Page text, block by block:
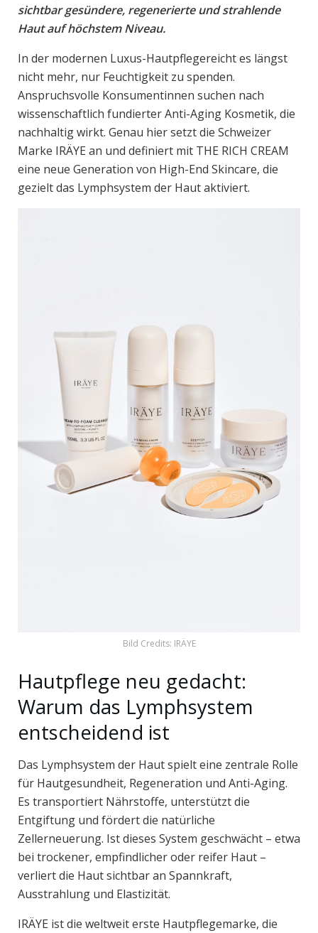
sichtbar gesündere, regenerierte und strahlende
Haut auf höchstem Niveau.
In der modernen Luxus-Hautpflegereicht es längst
nicht mehr, nur Feuchtigkeit zu spenden.
Anspruchsvolle Konsumentinnen suchen nach
wissenschaftlich fundierter Anti-Aging Kosmetik, die
nachhaltig wirkt. Genau hier setzt die Schweizer
Marke IRÄYE an und definiert mit THE RICH CREAM
eine neue Generation von High-End Skincare, die
gezielt das Lymphsystem der Haut aktiviert.
Bild Credits: IRÄYE
Hautpflege neu gedacht:
Warum das Lymphsystem
entscheidend ist
Das Lymphsystem der Haut spielt eine zentrale Rolle
für Hautgesundheit, Regeneration und Anti-Aging.
Es transportiert Nährstoffe, unterstützt die
Entgiftung und fördert die natürliche
Zellerneuerung. Ist dieses System geschwächt – etwa
bei trockener, empfindlicher oder reifer Haut –
verliert die Haut sichtbar an Spannkraft,
Ausstrahlung und Elastizität.
IRÄYE ist die weltweit erste Hautpflegemarke, die